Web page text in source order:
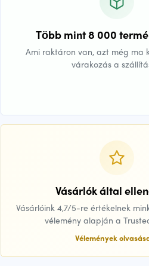
Több mint 8 000
Ami raktáron van, azt még ma
várakozás a
Vásárlók által
Vásárlóink 4,7/5-re értékelnek
vélemény alapján a
Vélemények